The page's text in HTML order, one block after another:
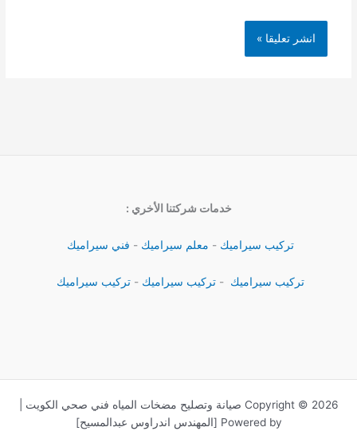
خدمات شركتنا الأخري :
تركيب سيراميك - معلم سيراميك - فني سيراميك
تركيب سيراميك - تركيب سيراميك -تركيب سيراميك
Copyright © 2026 صيانة وتصليح مضخات المياه فني صحي الكويت |
Powered by [المهندس اندراوس عبدالمسيح]